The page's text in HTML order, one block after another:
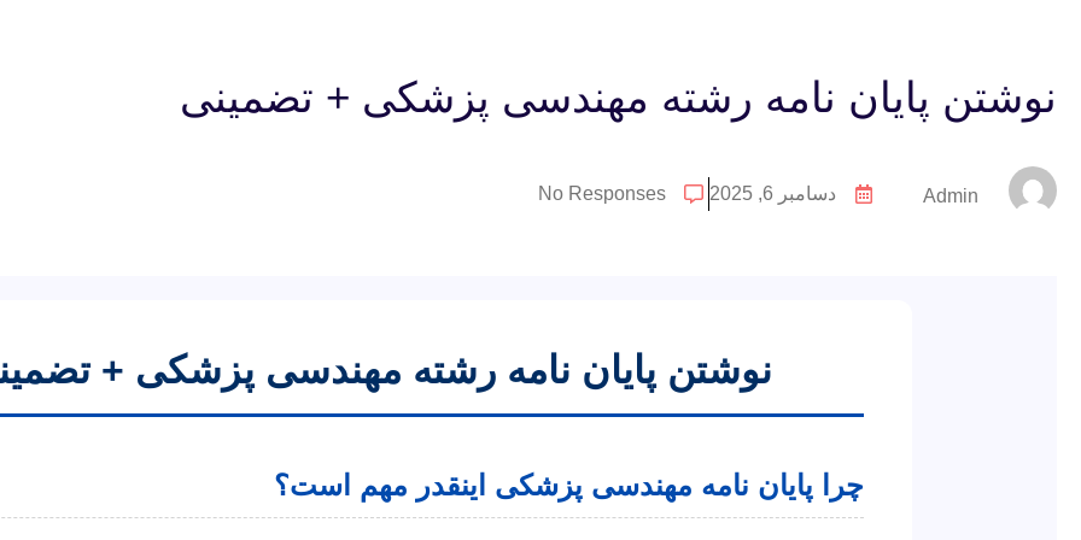
نوشتن پایان نامه رشته مهندسی پزشکی + تضمینی
Admin دسامبر 6, 2025 No Responses
نوشتن پایان نامه رشته مهندسی پزشکی +
چرا پایان نامه مهندسی پزشکی اینقدر مهم است؟